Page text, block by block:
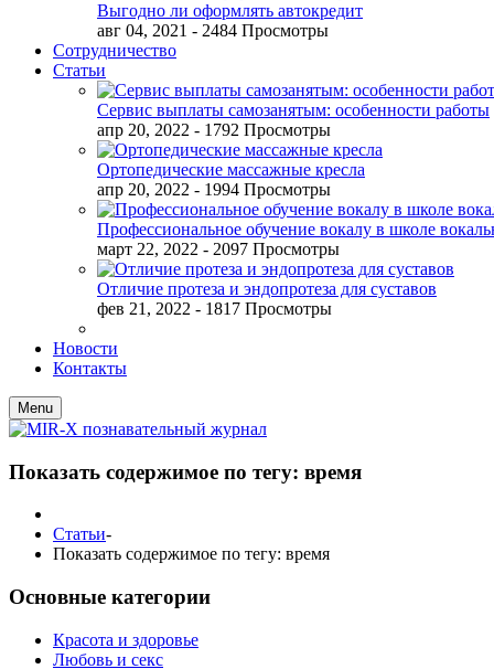
Выгодно ли оформлять автокредит
авг 04, 2021 - 2484 Просмотры
Сотрудничество
Статьи
Сервис выплаты самозанятым: особенности работы
апр 20, 2022 - 1792 Просмотры
Ортопедические массажные кресла
апр 20, 2022 - 1994 Просмотры
Профессиональное обучение вокалу в школе
март 22, 2022 - 2097 Просмотры
Отличие протеза и эндопротеза для суставов
фев 21, 2022 - 1817 Просмотры
Новости
Контакты
Menu
Показать содержимое по тегу: время
Статьи-
Показать содержимое по тегу: время
Основные категории
Красота и здоровье
Любовь и секс